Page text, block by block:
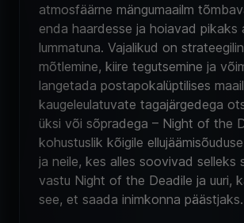
atmosfäärne mängumaailm
enda haardesse ja hoiavad pikaks
lummatuna. Vajalikud on
mõtlemine, kiire tegutsemine ja
langetada postapokalüptilises
kaugeleulatuvate tagajärgedega
üksi või sõpradega – Night of the
kohustuslik kõigile
ja neile, kes alles soovivad selleks
vastu Night of the Deadile ja uuri,
see, et saada inimkonna päästjaks.